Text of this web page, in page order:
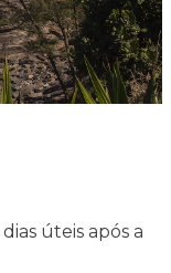
úteis após a